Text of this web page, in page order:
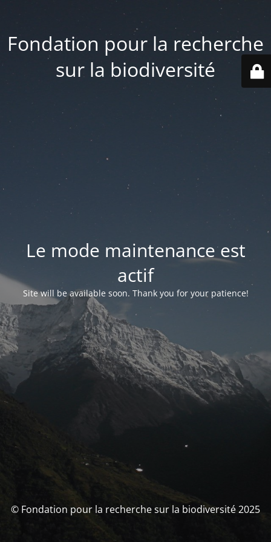
Fondation pour la recherche
sur la biodiversité
Le mode maintenance est
actif
Site will be available soon. Thank you for your patience!
© Fondation pour la recherche sur la biodiversité 2025